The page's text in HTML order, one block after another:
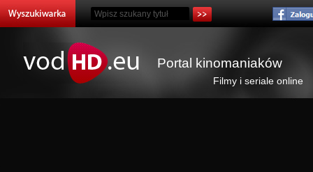
Portal kinomaniaków
Filmy i seriale online